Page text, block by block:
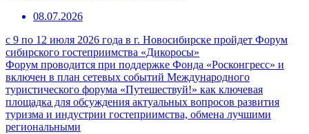
08.07.2026
с 9 по 12 июля 2026 года в г. Новосибирске пройдет Форум
сибирского гостеприимства «Дикоросы»
Форум проводится при поддержке Фонда «Росконгресс» и
включен в план сетевых событий Международного
туристического форума «Путешествуй!» как ключевая
площадка для обсуждения актуальных вопросов развития
туризма и индустрии гостеприимства, обмена лучшими
региональными